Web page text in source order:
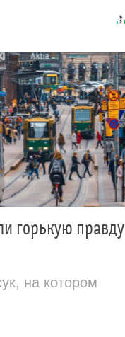
горькую правду
на котором